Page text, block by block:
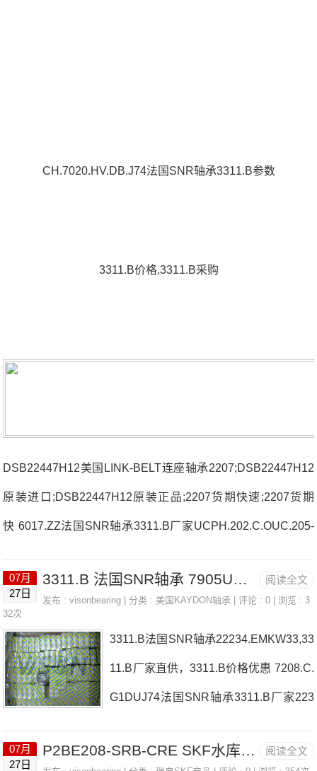
CH.7020.HV.DB.J74法国SNR轴承3311.B参数
3311.B价格,3311.B采购
DSB22447H12美国LINK-BELT连座轴承2207;DSB22447H12
原装进口;DSB22447H12原装正品;2207货期快速;2207货期
快 6017.ZZ法国SNR轴承3311.B厂家UCPH.202.C.OUC.205-
DB.J74法国SNR轴承3311.B参数3311.B价格,3311.B采购 热
销型号推荐：3311.B，DSB22447H12 RK6-22N1Z，P2BE2
08-SRB-CRE热销品牌推荐：6019LLUC3/5KML7002CVDUJ
84S3311.B3311.B价格,3311.B采购3311.B价格,
阅读全文
07月
27日
3311.B 法国SNR轴承 7905UG/GMP42
发布 :visonbearing | 分类 :美国KAYDON轴承 | 评论 : 0 | 浏览 : 3
32次
3311.B法国SNR轴承22234.EMKW33,33
11.B厂家直供，3311.B价格优惠 7208.C.
G1DUJ74法国SNR轴承3311.B厂家223
3311.B价格22220.EAW33C4MLE7006H
阅读全文
07月
27日
P2BE208-SRB-CRE SKF水库 LINCOLN 223-13686-1